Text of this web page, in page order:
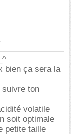
bien ça sera la
suivre ton
volatile
soit optimale
petite taille